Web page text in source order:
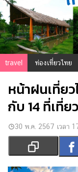
ข่าว
ข่าว
บันเทิง
ตรวจ
หวย
ผล
บอล
สด
การ
เงิน
การ
ศึกษา
travel ท่องเที่ยวไทย
หน้าฝนเที่ย
กับ 14 ที่เที่
30 พ.ค. 2567 เวลา